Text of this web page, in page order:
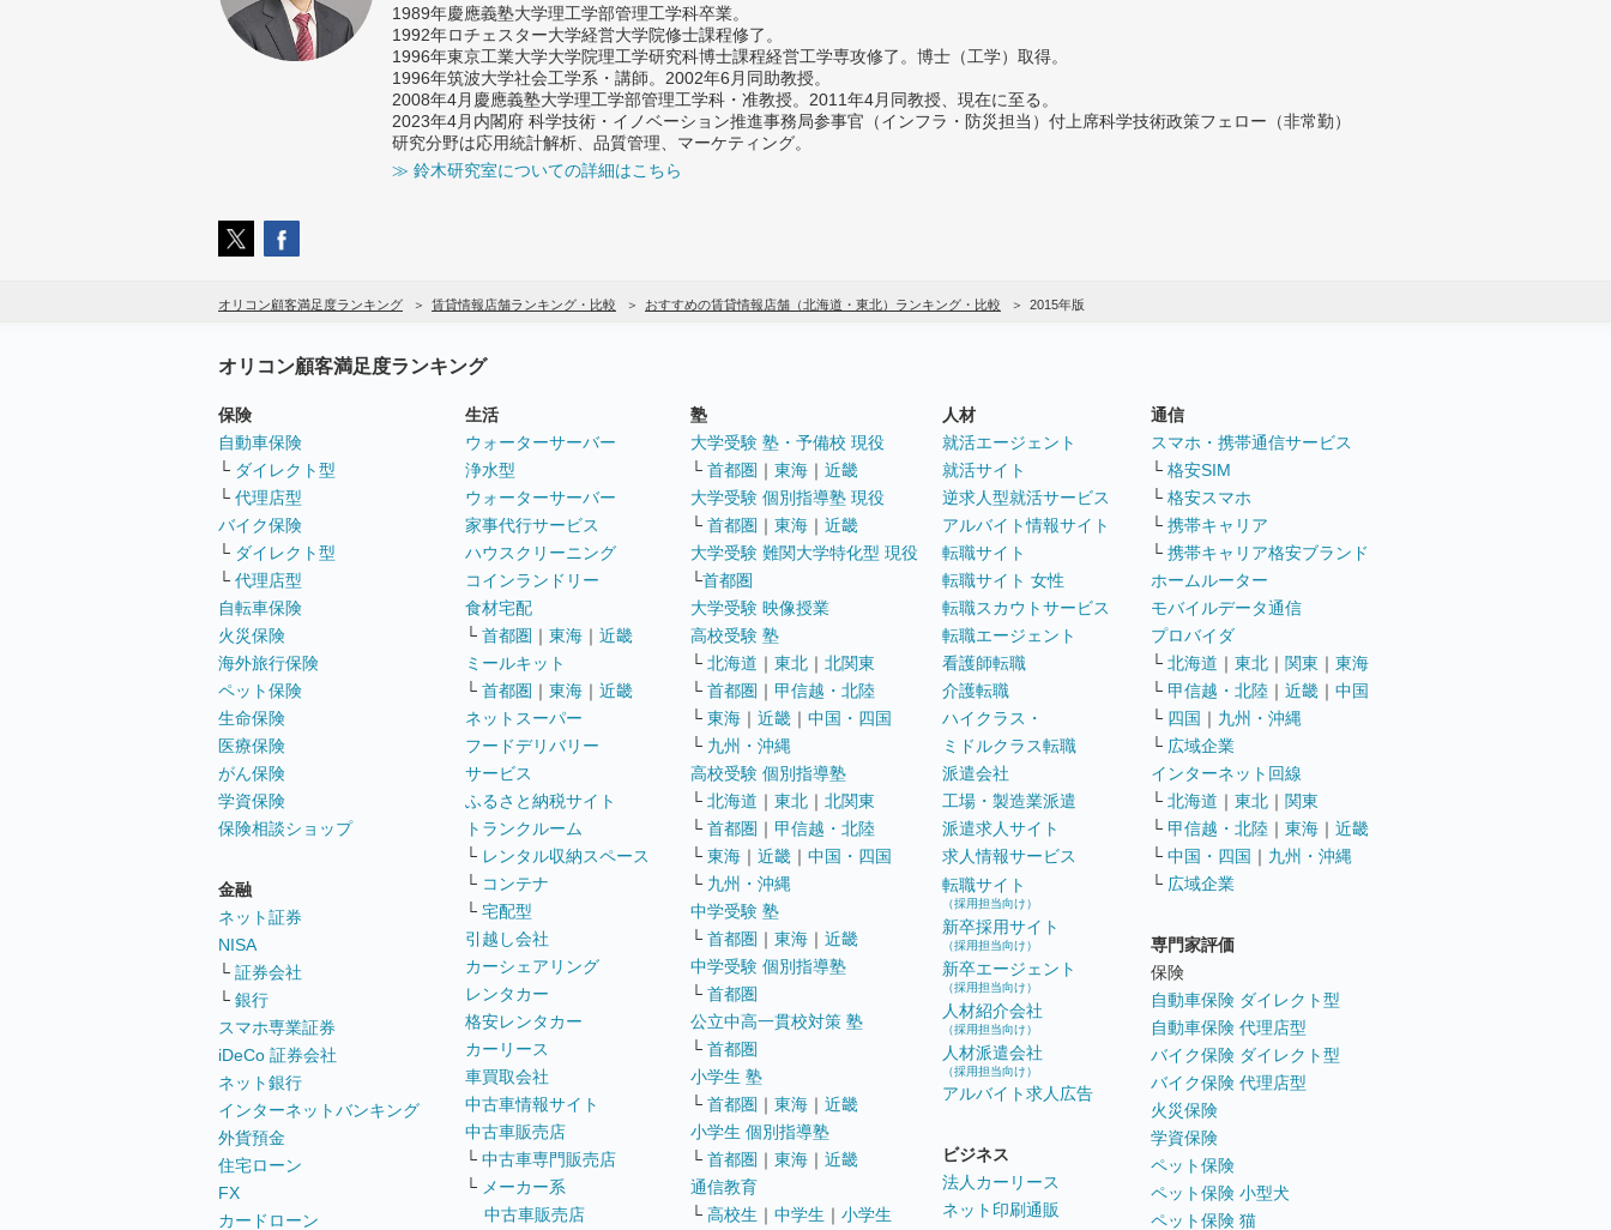
1989年慶應義塾大学理工学部管理工学科卒業。
1992年ロチェスター大学経営大学院修士課程修了。
1996年東京工業大学大学院理工学研究科博士課程経営工学専攻修了。博士（工学）取得。
1996年筑波大学社会工学系・講師。2002年6月同助教授。
2008年4月慶應義塾大学理工学部管理工学科・准教授。2011年4月同教授、現在に至る。
2023年4月内閣府 科学技術・イノベーション推進事務局参事官（インフラ・防災担当）付上席科学技術政策フェロー（非常勤）
研究分野は応用統計解析、品質管理、マーケティング。
≫ 鈴木研究室についての詳細はこちら
オリコン顧客満足度ランキング 賃貸情報店舗ランキング・比較 おすすめの賃貸情報店舗（北海道・東北）ランキング・比較 2015年版
オリコン顧客満足度ランキング
保険
自動車保険
└ ダイレクト型
└ 代理店型
バイク保険
└ ダイレクト型
└ 代理店型
自転車保険
火災保険
海外旅行保険
ペット保険
生命保険
医療保険
がん保険
学資保険
保険相談ショップ
金融
ネット証券
NISA
└ 証券会社
└ 銀行
スマホ専業証券
iDeCo 証券会社
ネット銀行
インターネットバンキング
外貨預金
住宅ローン
FX
カードローン
生活
ウォーターサーバー
浄水型
ウォーターサーバー
家事代行サービス
ハウスクリーニング
コインランドリー
食材宅配
└ 首都圏 ｜ 東海 ｜ 近畿
ミールキット
└ 首都圏 ｜ 東海 ｜ 近畿
ネットスーパー
フードデリバリー
サービス
ふるさと納税サイト
トランクルーム
└ レンタル収納スペース
└ コンテナ
└ 宅配型
引越し会社
カーシェアリング
レンタカー
格安レンタカー
カーリース
車買取会社
中古車情報サイト
中古車販売店
└ 中古車専門販売店
└ メーカー系
中古車販売店
塾
大学受験 塾・予備校 現役
└ 首都圏 ｜ 東海 ｜ 近畿
大学受験 個別指導塾 現役
└ 首都圏 ｜ 東海 ｜ 近畿
大学受験 難関大学特化型 現役
└首都圏
大学受験 映像授業
高校受験 塾
└ 北海道 ｜ 東北 ｜ 北関東
└ 首都圏 ｜ 甲信越・北陸
└ 東海 ｜ 近畿 ｜ 中国・四国
└ 九州・沖縄
高校受験 個別指導塾
└ 北海道 ｜ 東北 ｜ 北関東
└ 首都圏 ｜ 甲信越・北陸
└ 東海 ｜ 近畿 ｜ 中国・四国
└ 九州・沖縄
中学受験 塾
└ 首都圏 ｜ 東海 ｜ 近畿
中学受験 個別指導塾
└ 首都圏
公立中高一貫校対策 塾
└ 首都圏
小学生 塾
└ 首都圏 ｜ 東海 ｜ 近畿
小学生 個別指導塾
└ 首都圏 ｜ 東海 ｜ 近畿
通信教育
└ 高校生 ｜ 中学生 ｜ 小学生
人材
就活エージェント
就活サイト
逆求人型就活サービス
アルバイト情報サイト
転職サイト
転職サイト 女性
転職スカウトサービス
転職エージェント
看護師転職
介護転職
ハイクラス・
ミドルクラス転職
派遣会社
工場・製造業派遣
派遣求人サイト
求人情報サービス
転職サイト
（採用担当向け）
新卒採用サイト
（採用担当向け）
新卒エージェント
（採用担当向け）
人材紹介会社
（採用担当向け）
人材派遣会社
（採用担当向け）
アルバイト求人広告
ビジネス
法人カーリース
ネット印刷通販
通信
スマホ・携帯通信サービス
└ 格安SIM
└ 格安スマホ
└ 携帯キャリア
└ 携帯キャリア格安ブランド
ホームルーター
モバイルデータ通信
プロバイダ
└ 北海道 ｜ 東北 ｜ 関東 ｜ 東海
└ 甲信越・北陸 ｜ 近畿 ｜ 中国
└ 四国 ｜ 九州・沖縄
└ 広域企業
インターネット回線
└ 北海道 ｜ 東北 ｜ 関東
└ 甲信越・北陸 ｜ 東海 ｜ 近畿
└ 中国・四国 ｜ 九州・沖縄
└ 広域企業
専門家評価
保険
自動車保険 ダイレクト型
自動車保険 代理店型
バイク保険 ダイレクト型
バイク保険 代理店型
火災保険
学資保険
ペット保険
ペット保険 小型犬
ペット保険 猫